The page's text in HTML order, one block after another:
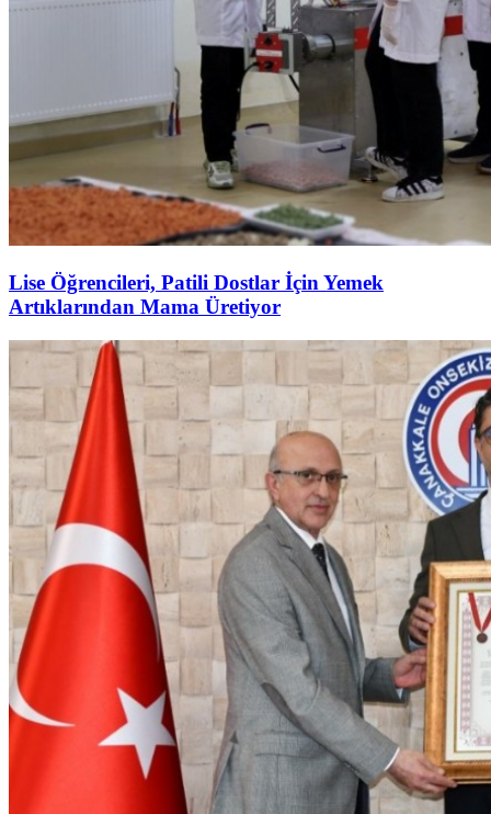
Lise Öğrencileri, Patili Dostlar İçin Yemek
Artıklarından Mama Üretiyor